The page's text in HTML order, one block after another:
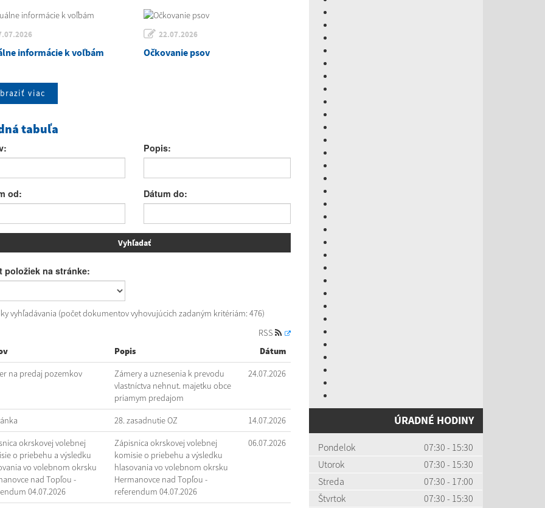
informácie k voľbám
22.07.2026
Očkovanie psov
viac
tabuľa
Popis:
od: Dátum do:
položiek na stránke:
vyhľadávania (počet dokumentov vyhovujúcich zadaným kritériám: 476)
RSS
Popis Dátum
na predaj pozemkov
Zámery a uznesenia k prevodu
vlastníctva nehnut. majetku obce
priamym predajom
24.07.2026
28. zasadnutie OZ 14.07.2026
okrskovej volebnej
o priebehu a výsledku
vo volebnom okrsku
nad Topľou -
04.07.2026
Zápisnica okrskovej volebnej
komisie o priebehu a výsledku
hlasovania vo volebnom okrsku
Hermanovce nad Topľou -
referendum 04.07.2026
06.07.2026
ÚRADNÉ HODINY
Pondelok
07:30 - 15:30
Utorok
07:30 - 15:30
Streda
07:30 - 17:00
Štvrtok
07:30 - 15:30